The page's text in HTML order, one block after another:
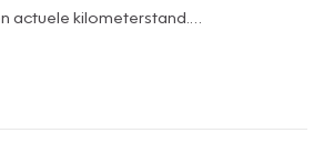
actuele kilometerstand.
bewonderen? 0341-253571 of